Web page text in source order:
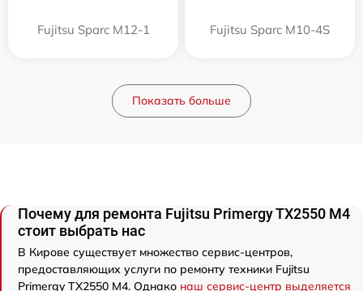
Fujitsu Sparc M12-1 Fujitsu Sparc M10-4S
Показать больше
Почему для ремонта Fujitsu Primergy TX2550 M4
стоит выбрать нас
В Кирове существует множество сервис-центров,
предоставляющих услуги по ремонту техники Fujitsu
Primergy TX2550 M4. Однако наш сервис-центр выделяется